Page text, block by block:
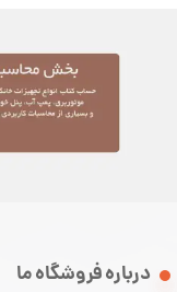
درباره فروشگاه ما